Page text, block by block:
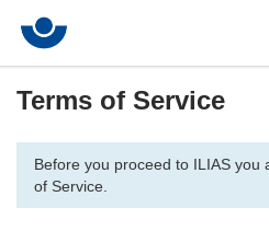
Terms of Service
Before you proceed to ILIAS you
of Service.